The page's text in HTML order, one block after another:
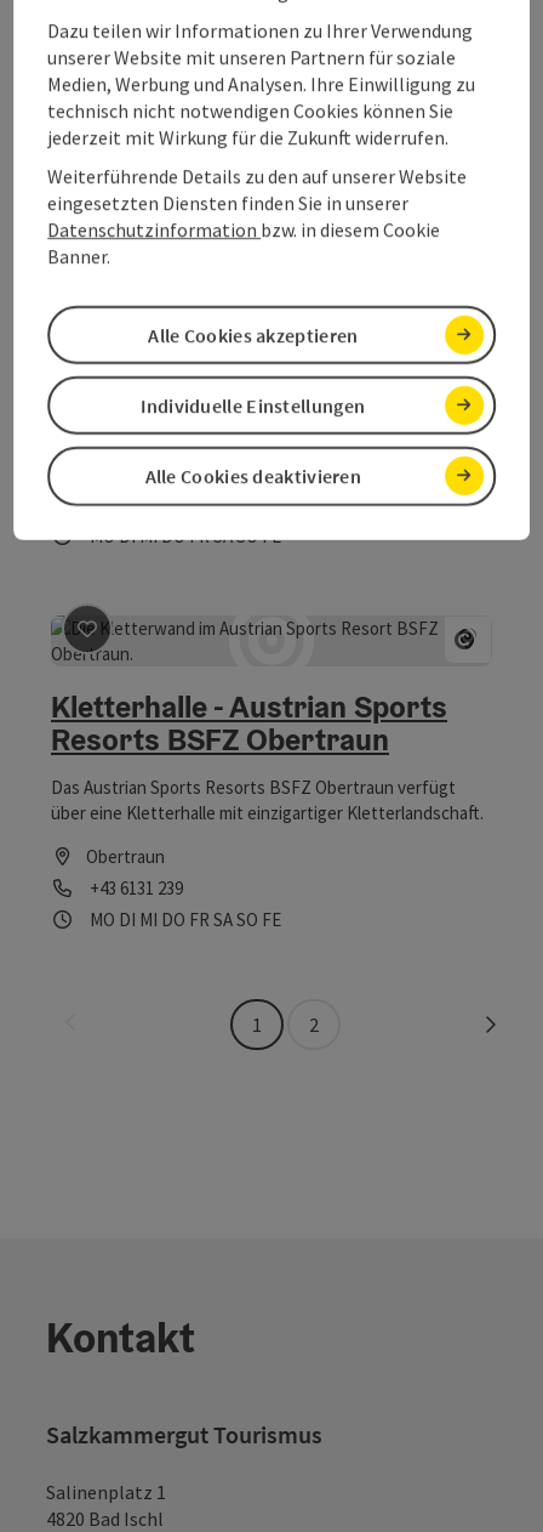
Krippenstein - Gjaid Alm
Lass dich von unserer Höhenloipe am Dachstein
Krippenstein bei der Gjaid Alm verzaubern!
Obertraun
Telefon
+43 6131 596
Öffnungszeiten
MOMontag geöffnet
DIDienstag geöffnet
MI Mittwoch geöffnet
DODonnerstag geöffnet
FRFreitag geöffnet
SASamstag geöffnet
SOSonntag geöffnet
FEFeiertag geöffnet
Beitrag merken: Kinder-Rodelbahn
Kinder-Rodelbahn
In Obertraun gibt es eine kleine Kinder-Rodelbahn.
Obertraun
Telefon
+43 6131 342
Öffnungszeiten
MOMontag geöffnet
DIDienstag geöffnet
MIMittwoch geöffnet
DODonnerstag geöffnet
FRFreitag geöffnet
SASamstag geöffnet
SOSonntag geöffnet
FEFeiertag geöffnet
Beitrag merken : Kletterhalle - Austrian Sports
Kletterhalle - Austrian Sports
Resorts BSFZ Obertraun
Das Austrian Sports Resorts BSFZ Obertraun verfügt
über eine Kletterhalle mit einzigartiger Kletterlandschaft.
Obertraun
Telefon
+43 6131 239
Öffnungszeiten
MO Montag geöffnet
DI Dienstag geöffnet
MI Mittwoch geöffnet
DO Donnerstag geöffnet
FR Freitag geöffnet
SA Samstag geöffnet
SO Sonntag geöffnet
FEFeiertag geöffnet
1 2 Seite
Kontakt
Salzkammergut Tourismus
Salinenplatz 1
4820 Bad Ischl
Dazu teilen wir Informationen zu Ihrer Verwendung
unserer Website mit unseren Partnern für soziale
Medien, Werbung und Analysen. Ihre Einwilligung zu
technisch nicht notwendigen Cookies können Sie
jederzeit mit Wirkung für die Zukunft widerrufen.
Weiterführende Details zu den auf unserer Website
eingesetzten Diensten finden Sie in unserer
Datenschutzinformation bzw. in diesem Cookie
Banner.
Alle Cookies deaktivieren
Individuelle Einstellungen
Alle Cookies akzeptieren